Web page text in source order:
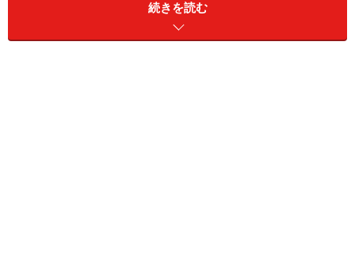
「海と街のクリスマス」がテーマ。夜の水上エンターテ
続きを読む